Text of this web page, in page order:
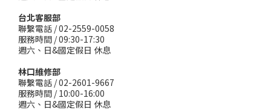
台北客服部
聯繫電話 / 02-2559-0058
服務時間 / 09:30-17:30
週六、日&國定假日 休息
林口維修部
聯繫電話 / 02-2601-9667
服務時間 / 10:00-16:00
週六、日&國定假日 休息